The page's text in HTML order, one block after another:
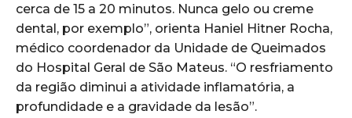
cerca de 15 a 20 minutos. Nunca gelo ou creme
dental, por exemplo”, orienta Haniel Hitner Rocha,
médico coordenador da Unidade de Queimados
do Hospital Geral de São Mateus. “O resfriamento
da região diminui a atividade inflamatória, a
profundidade e a gravidade da lesão”.